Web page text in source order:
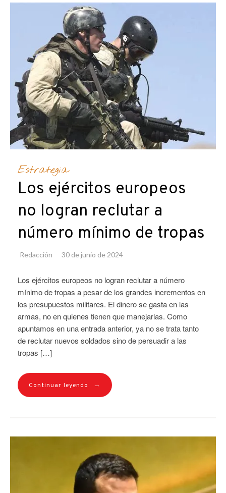
Estrategia
Los ejércitos europeos
no logran reclutar a
número mínimo de tropas
Redacción 30 de junio de 2024
Los ejércitos europeos no logran reclutar a número
mínimo de tropas a pesar de los grandes incrementos en
los presupuestos militares. El dinero se gasta en las
armas, no en quienes tienen que manejarlas. Como
apuntamos en una entrada anterior, ya no se trata tanto
de reclutar nuevos soldados sino de persuadir a las
tropas […]
Continuar leyendo →